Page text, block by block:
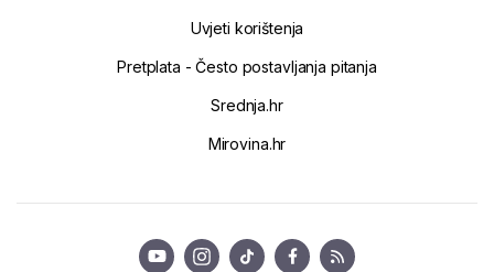
Uvjeti korištenja
Pretplata - Često postavljanja pitanja
Srednja.hr
Mirovina.hr